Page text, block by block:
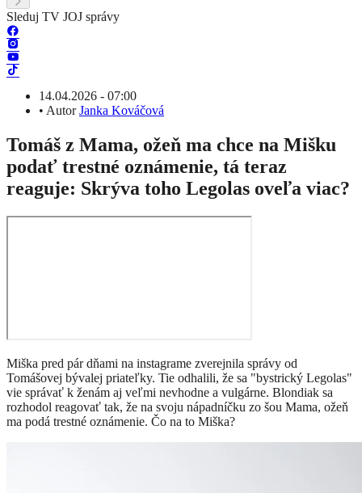
Sleduj TV JOJ správy
14.04.2026 - 07:00
• AutorJanka Kováčová
Tomáš z Mama, ožeň ma chce na Mišku
podať trestné oznámenie, tá teraz
reaguje: Skrýva toho Legolas oveľa viac?
Miška pred pár dňami na instagrame zverejnila správy od
Tomášovej bývalej priateľky. Tie odhalili, že sa "bystrický Legolas"
vie správať k ženám aj veľmi nevhodne a vulgárne. Blondiak sa
rozhodol reagovať tak, že na svoju nápadníčku zo šou Mama, ožeň
ma podá trestné oznámenie. Čo na to Miška?